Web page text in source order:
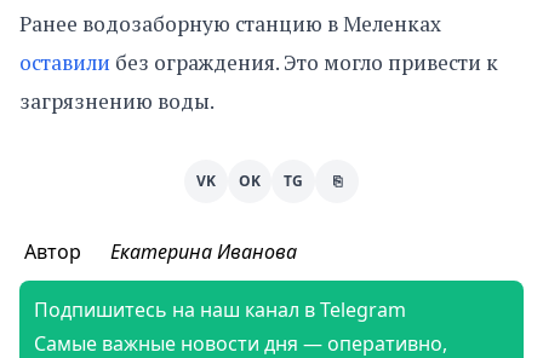
Ранее водозаборную станцию в Меленках
оставили без ограждения. Это могло привести к
загрязнению воды.
VK OK TG ⎘
Автор Екатерина Иванова
Подпишитесь на наш канал в Telegram
Самые важные новости дня — оперативно,